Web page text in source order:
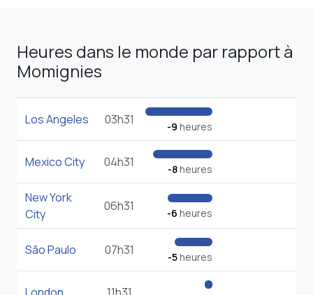
Heures dans le monde par rapport à
Momignies
Los Angeles 03h31 -9 heures
Mexico City 04h31 -8heures
New York
City
06h31 -6 heures
São Paulo 07h31 -5heures